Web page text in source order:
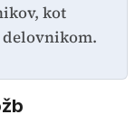
kot
delovnikom.